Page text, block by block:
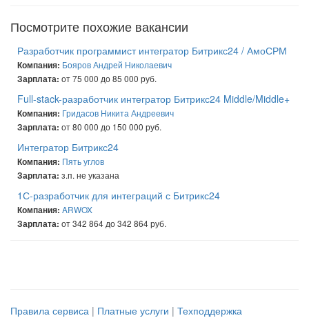
Посмотрите похожие вакансии
Разработчик программист интегратор Битрикс24 / АмоСРМ
Компания: Бояров Андрей Николаевич
Зарплата: от 75 000 до 85 000 руб.
Full-stack-разработчик интегратор Битрикс24 Middle/Middle+
Компания: Гридасов Никита Андреевич
Зарплата: от 80 000 до 150 000 руб.
Интегратор Битрикс24
Компания: Пять углов
Зарплата: з.п. не указана
1С-разработчик для интеграций с Битрикс24
Компания: ARWOX
Зарплата: от 342 864 до 342 864 руб.
Правила сервиса | Платные услуги | Техподдержка